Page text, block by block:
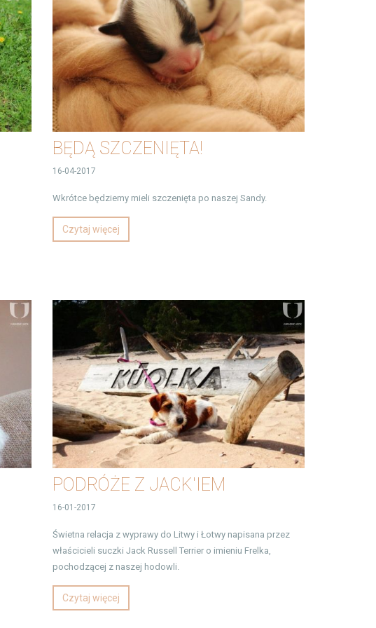
BĘDĄ SZCZENIĘTA!
16-04-2017
Wkrótce będziemy mieli szczenięta po naszej Sandy.
Czytaj więcej
PODRÓŻE Z JACK'IEM
16-01-2017
Świetna relacja z wyprawy do Litwy i Łotwy napisana przez
właścicieli suczki Jack Russell Terrier o imieniu Frelka,
pochodzącej z naszej hodowli.
Czytaj więcej